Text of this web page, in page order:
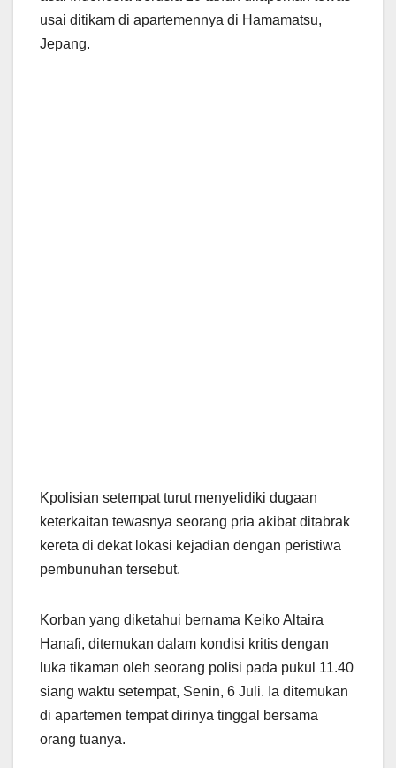
usai ditikam di apartemennya di Hamamatsu,
Jepang.
Kpolisian setempat turut menyelidiki dugaan
keterkaitan tewasnya seorang pria akibat ditabrak
kereta di dekat lokasi kejadian dengan peristiwa
pembunuhan tersebut.
Korban yang diketahui bernama Keiko Altaira
Hanafi, ditemukan dalam kondisi kritis dengan
luka tikaman oleh seorang polisi pada pukul 11.40
siang waktu setempat, Senin, 6 Juli. Ia ditemukan
di apartemen tempat dirinya tinggal bersama
orang tuanya.